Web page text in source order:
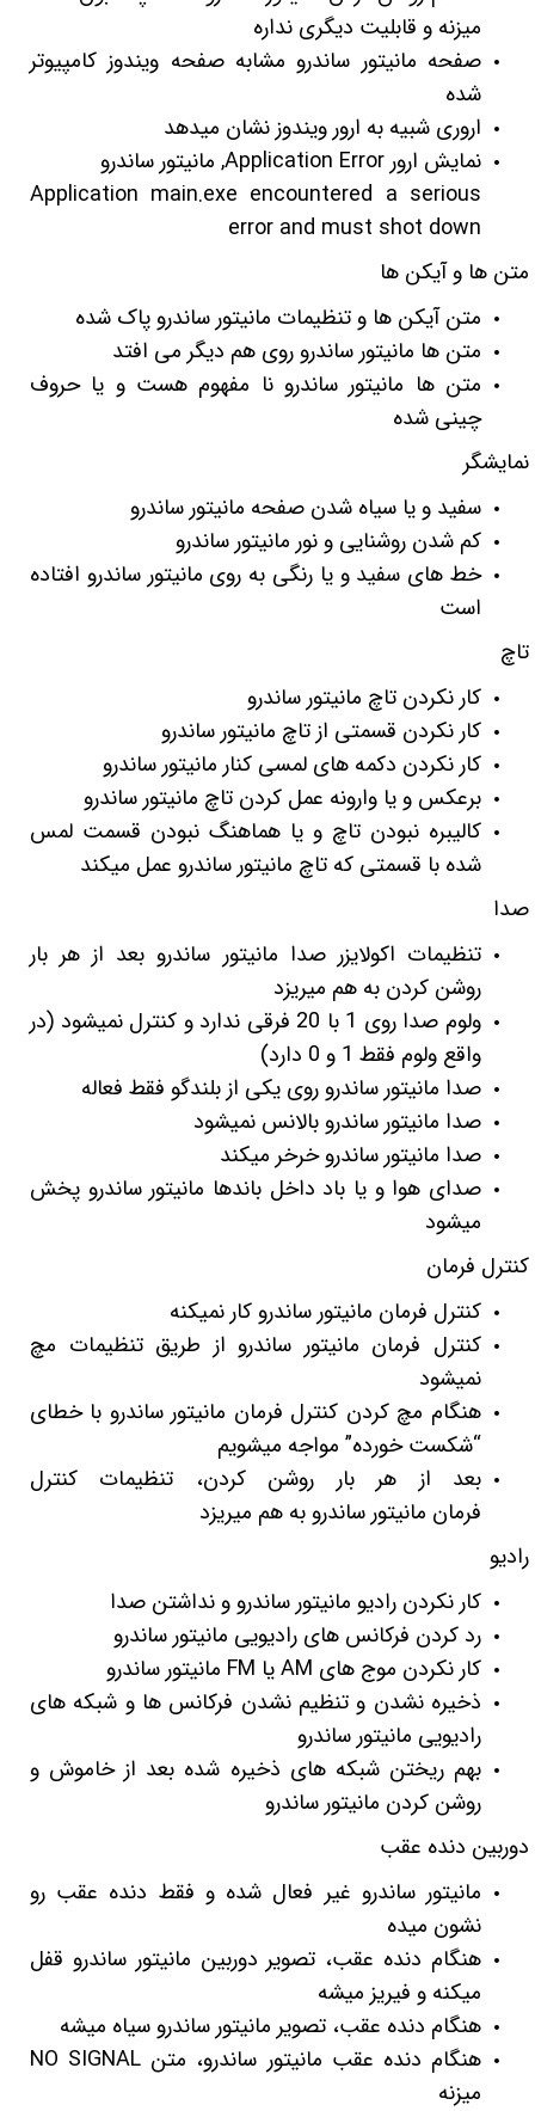
میزنه و قابلیت دیگری نداره
صفحه مانیتور ساندرو مشابه صفحه ویندوز کامپیوتر
شده
اروری شبیه به ارور ویندوز نشان میدهد
نمایش ارور Application Error, مانیتور ساندرو
Application main.exe encountered a serious
error and must shot down
متن ها و آیکن ها
متن آیکن ها و تنظیمات مانیتور ساندرو پاک شده
متن ها مانیتور ساندرو روی هم دیگر می افتد
متن ها مانیتور ساندرو نا مفهوم هست و یا حروف
چینی شده
نمایشگر
سفید و یا سیاه شدن صفحه مانیتور ساندرو
کم شدن روشنایی و نور مانیتور ساندرو
خط های سفید و یا رنگی به روی مانیتور ساندرو افتاده
است
تاچ
کار نکردن تاچ مانیتور ساندرو
کار نکردن قسمتی از تاچ مانیتور ساندرو
کار نکردن دکمه های لمسی کنار مانیتور ساندرو
برعکس و یا وارونه عمل کردن تاچ مانیتور ساندرو
کالیبره نبودن تاچ و یا هماهنگ نبودن قسمت لمس
شده با قسمتی که تاچ مانیتور ساندرو عمل میکند
صدا
تنظیمات اکولایزر صدا مانیتور ساندرو بعد از هر بار
روشن کردن به هم میریزد
ولوم صدا روی 1 با 20 فرقی ندارد و کنترل نمیشود (در
واقع ولوم فقط 1 و 0 دارد)
صدا مانیتور ساندرو روی یکی از بلندگو فقط فعاله
صدا مانیتور ساندرو بالانس نمیشود
صدا مانیتور ساندرو خرخر میکند
صدای هوا و یا باد داخل باندها مانیتور ساندرو پخش
میشود
کنترل فرمان
کنترل فرمان مانیتور ساندرو کار نمیکنه
کنترل فرمان مانیتور ساندرو از طریق تنظیمات مچ
نمیشود
هنگام مچ کردن کنترل فرمان مانیتور ساندرو با خطای
“شکست خورده” مواجه میشویم
بعد از هر بار روشن کردن، تنظیمات کنترل
فرمان مانیتور ساندرو به هم میریزد
رادیو
کار نکردن رادیو مانیتور ساندرو و نداشتن صدا
رد کردن فرکانس های رادیویی مانیتور ساندرو
کار نکردن موج های AM یا FM مانیتور ساندرو
ذخیره نشدن و تنظیم نشدن فرکانس ها و شبکه های
رادیویی مانیتور ساندرو
بهم ریختن شبکه های ذخیره شده بعد از خاموش و
روشن کردن مانیتور ساندرو
دوربین دنده عقب
مانیتور ساندرو غیر فعال شده و فقط دنده عقب رو
نشون میده
هنگام دنده عقب، تصویر دوربین مانیتور ساندرو قفل
میکنه و فیریز میشه
هنگام دنده عقب، تصویر مانیتور ساندرو سیاه میشه
هنگام دنده عقب مانیتور ساندرو، متن NO SIGNAL
میزنه